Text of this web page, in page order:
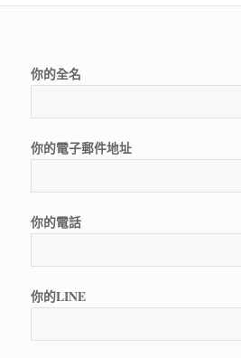
你的全名
你的電子郵件地址
你的電話
你的LINE